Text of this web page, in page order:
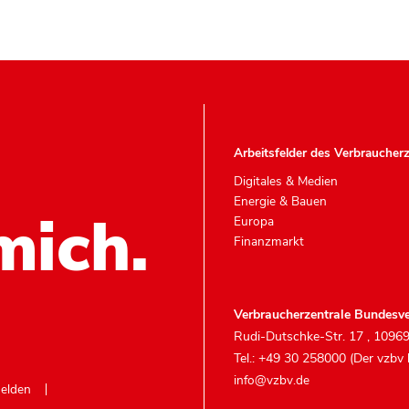
Arbeitsfelder des
Digitales & Medien
Energie & Bauen
Europa
Finanzmarkt
Verbraucherzentrale
Rudi-Dutschke-Str. 17 ,
Tel.: +49 30 258000 (Der
info@vzbv.de